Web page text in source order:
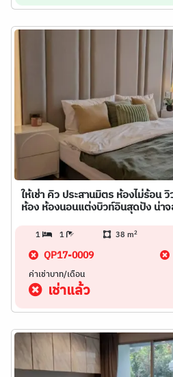
ให้เช่า คิว ประสานมิตร ห้องไม่ร้อน
ห้อง ห้องนอนแต่งบิวท์อินสุดปัง น่า
1 1 38 m2
QP17-0009
ค่าเช่าบาท/เดือน
เช่าแล้ว